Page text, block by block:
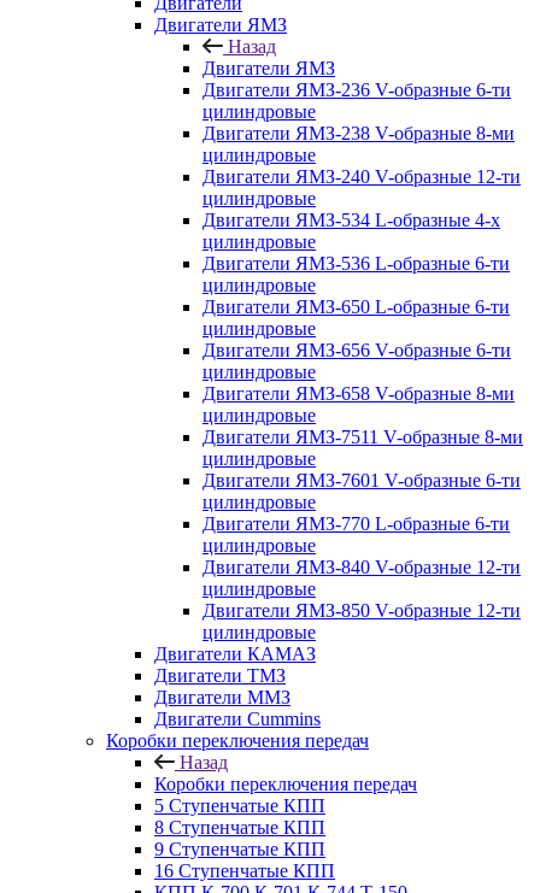
Двигатели ЯМЗ
Назад
Двигатели ЯМЗ
Двигатели ЯМЗ-236 V-образные 6-ти
цилиндровые
Двигатели ЯМЗ-238 V-образные 8-ми
цилиндровые
Двигатели ЯМЗ-240 V-образные 12-ти
цилиндровые
Двигатели ЯМЗ-534 L-образные 4-х
цилиндровые
Двигатели ЯМЗ-536 L-образные 6-ти
цилиндровые
Двигатели ЯМЗ-650 L-образные 6-ти
цилиндровые
Двигатели ЯМЗ-656 V-образные 6-ти
цилиндровые
Двигатели ЯМЗ-658 V-образные 8-ми
цилиндровые
Двигатели ЯМЗ-7511 V-образные 8-ми
цилиндровые
Двигатели ЯМЗ-7601 V-образные 6-ти
цилиндровые
Двигатели ЯМЗ-770 L-образные 6-ти
цилиндровые
Двигатели ЯМЗ-840 V-образные 12-ти
цилиндровые
Двигатели ЯМЗ-850 V-образные 12-ти
цилиндровые
Двигатели КАМАЗ
Двигатели ТМЗ
Двигатели ММЗ
Двигатели Cummins
Коробки переключения передач
Назад
Коробки переключения передач
5 Ступенчатые КПП
8 Ступенчатые КПП
9 Ступенчатые КПП
16 Ступенчатые КПП